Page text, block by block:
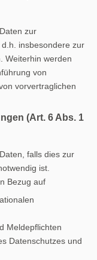
zur
insbesondere zur
Weiterhin werden
von
vorvertraglichen
(Art. 6 Abs. 1
falls dies zur
ist.
Bezug auf
Meldepflichten
Datenschutzes und